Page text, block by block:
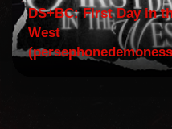
DS+BC: First Day in
West